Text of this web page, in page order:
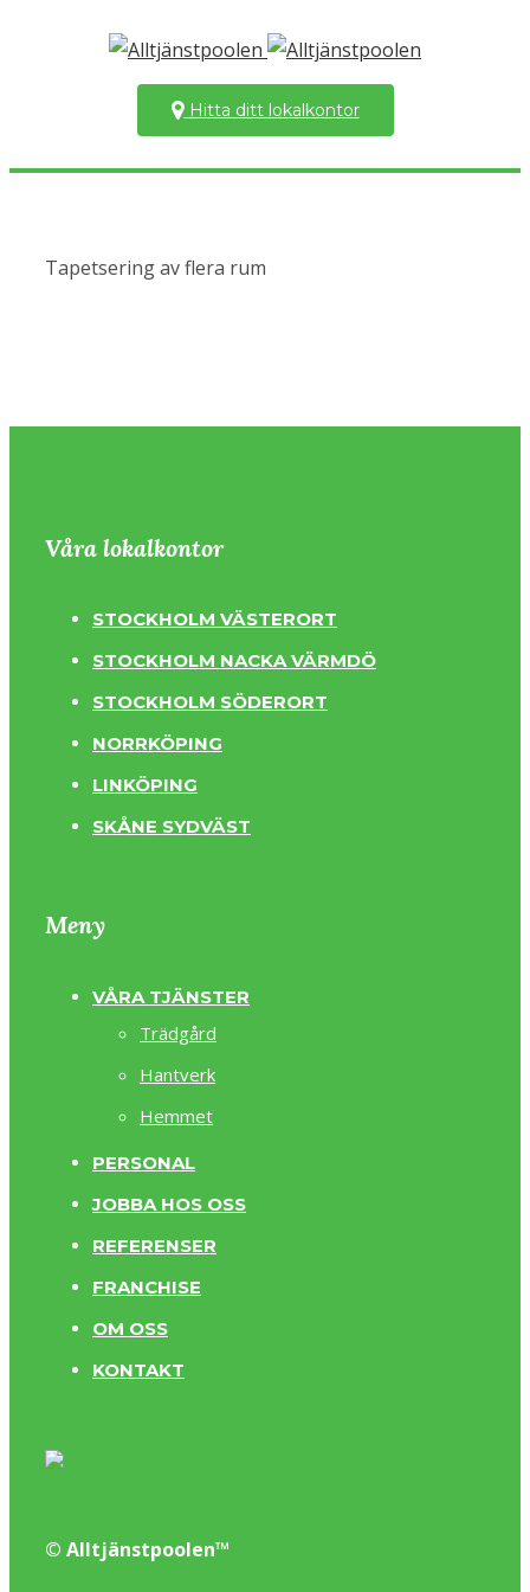
Hitta ditt lokalkontor
Tapetsering av flera rum
Våra lokalkontor
STOCKHOLM VÄSTERORT
STOCKHOLM NACKA VÄRMDÖ
STOCKHOLM SÖDERORT
NORRKÖPING
LINKÖPING
SKÅNE SYDVÄST
Meny
VÅRA TJÄNSTER
Trädgård
Hantverk
Hemmet
PERSONAL
JOBBA HOS OSS
REFERENSER
FRANCHISE
OM OSS
KONTAKT
© Alltjänstpoolen™